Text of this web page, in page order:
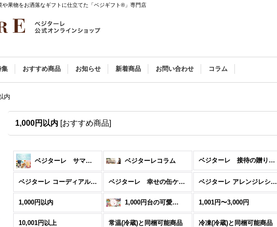
果物をお洒落なギフトに仕立てた「ベジギフト®」専門店
集 おすすめ商品 お知らせ 新着商品 お問い合わせ コラム
内
1,000円以内 [おすすめ商品]
ベジターレ サマーギフトギフト特集 ベジターレコラム ベジターレ 接待の贈り物特集
ベジターレ コーディアル特集 ベジターレ 幸せの缶ケーキ ベジターレ アレンジレシピ特集
1,000円以内 1,000円台の可愛いギフト 1,001円〜3,000円
10,001円以上 常温(冷蔵)と同梱可能商品 冷凍(冷蔵)と同梱可能商品